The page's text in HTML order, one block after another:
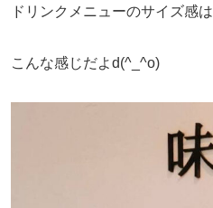
ドリンクメニューのサイズ感は
こんな感じだよd(^_^o)